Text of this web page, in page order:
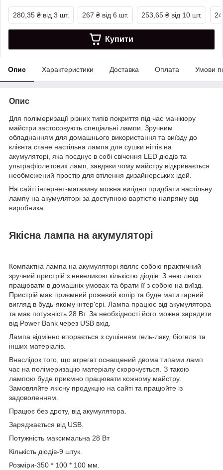
280,35 ₴ від 3 шт. 267 ₴ від 6 шт. 253,65 ₴ від 10 шт.
Купити
Опис Характеристики Доставка Оплата Умови
Опис
Для полімеризації різних типів покриття під час манікюру
майстри застосовують спеціальні лампи. Зручним
обладнанням для домашнього використання та виїзду до
клієнта стане настільна лампа для сушки нігтів на
акумуляторі, яка поєднує в собі свічення LED діодів та
ультрафіолетових ламп, завдяки чому майстру відкривається
необмежений простір для втілення дизайнерських ідей.
На сайті інтернет-магазину можна вигідно придбати настільну
лампу на акумуляторі за доступною вартістю напряму від
виробника.
Якісна лампа на акумуляторі
Компактна лампа на акумуляторі являє собою практичний
зручний пристрій з невеликою кількістю діодів. З нею легко
працювати в домашніх умовах та брати її з собою на виїзд.
Пристрій має приємний рожевий колір та буде мати гарний
вигляд в будь-якому інтер'єрі. Лампа працює від акумулятора
та має потужність 28 Вт. За необхідності його можна зарядити
від Power Bank через USB вхід.
Лампа відмінно впорається з сушінням гель-лаку, біогеля та
інших матеріалів.
Внаслідок того, що агрегат оснащений двома типами ламп
час на полімеризацію матеріалу скорочується. З такою
лампою буде приємно працювати кожному майстру.
Замовляйте якісну продукцію на сайті та працюйте із
задоволенням.
Працює без дроту, від акумулятора.
Заряджається від USB.
Потужність максимальна 28 Вт
Кількість діодів-9 штук.
Розміри-350 * 100 * 100 мм.